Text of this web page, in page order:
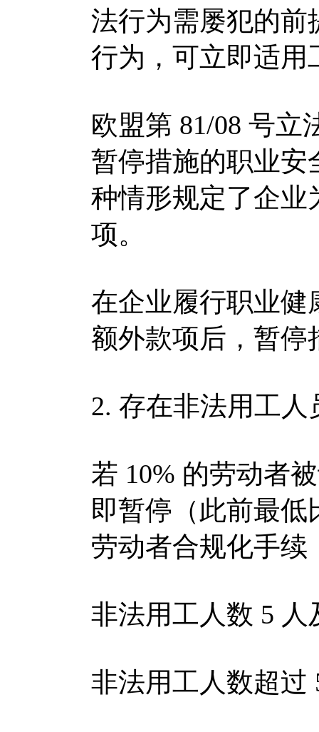
法行为需屡犯的前
行为，可立即适用
欧盟第 81/08 号立
暂停措施的职业安
种情形规定了企业
项。
在企业履行职业健
额外款项后，暂停
2. 存在非法用工人
若 10% 的劳动者
即暂停（此前最低
劳动者合规化手续
非法用工人数 5 人
非法用工人数超过